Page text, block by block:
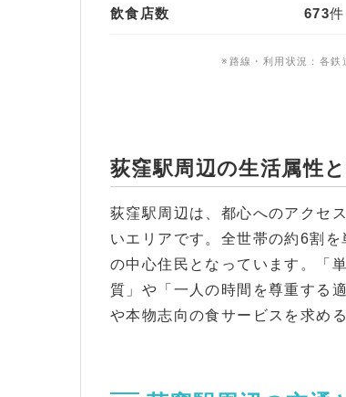
飲食店数 673件
※路線・利用状況：各鉄
荻窪駅周辺の生活属性
荻窪駅周辺は、都心へのアクセ
いエリアです。全世帯の約6割
の中心住民となっています。「
質」や「一人の時間を尊重する
や本物志向の食サービスを求め